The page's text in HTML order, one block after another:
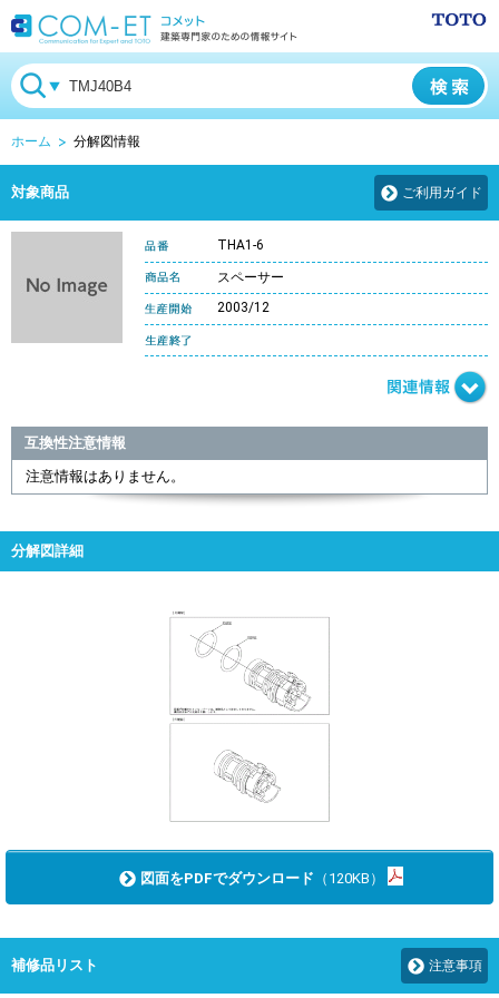
ホーム 分解図情報
対象商品 ご利用ガイド
THA1-6
スペーサー
2003/12
互換性注意情報
注意情報はありません。
分解図詳細
図面をPDFでダウンロード （120KB）
補修品リスト 注意事項